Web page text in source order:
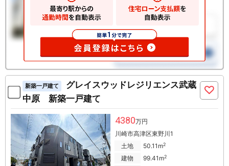
新築一戸建て
グレイスウッドレジリエンス武蔵
中原 新築一戸建て
4380万円
川崎市高津区東野川1
土地
50.11m2
建物 99.41m2